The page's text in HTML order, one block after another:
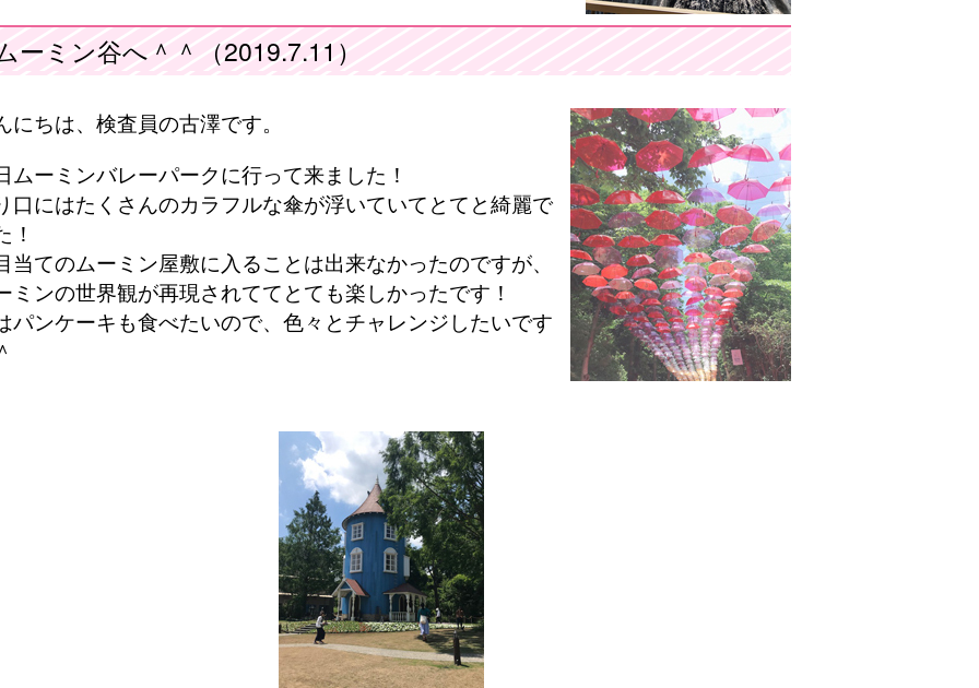
ーミン谷へ＾＾（2019.7.11）
にちは、検査員の古澤です。
ムーミンバレーパークに行って来ました！
口にはたくさんのカラフルな傘が浮いていてとてと綺麗で
！
当てのムーミン屋敷に入ることは出来なかったのですが、
ミンの世界観が再現されててとても楽しかったです！
パンケーキも食べたいので、色々とチャレンジしたいです